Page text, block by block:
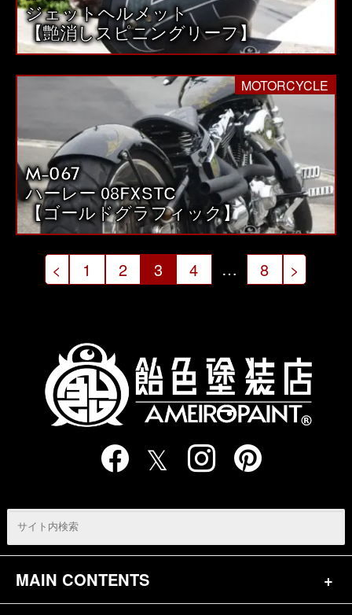
ジェットヘルメット
【艶消しスピニングリーフ】
MOTORCYCLE
M-067
ハーレー 08FXSTC
【ゴールドグラフィック】
投
稿
ジ
< 1 2 3 4 … 8 >
MAIN CONTENTS